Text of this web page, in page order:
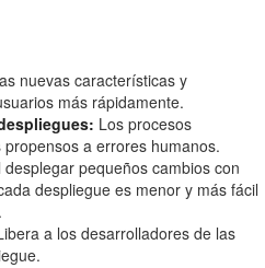
nuevas características y
más rápidamente.
Los procesos
a errores humanos.
desplegar pequeños cambios con
despliegue es menor y más fácil
a los desarrolladores de las